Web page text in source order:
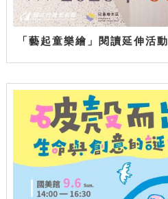
「藝起童樂繪」閱讀延伸活動